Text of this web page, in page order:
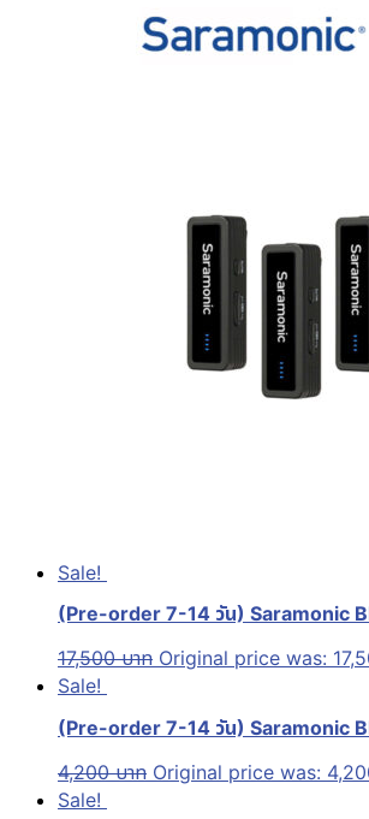
Sale!
(Pre-order 7-14 วัน) Saramonic
17,500บาท Original price was:
Sale!
(Pre-order 7-14 วัน) Saramonic
4,200บาท Original price was:
Sale!